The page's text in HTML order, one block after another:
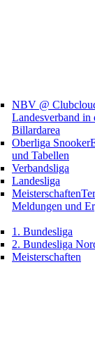
NBV @
Landesverband in
Billardarea
Oberliga Snooker
und Tabellen
Verbandsliga
Landesliga
Meisterschaften
Meldungen und
1. Bundesliga
2. Bundesliga
Meisterschaften